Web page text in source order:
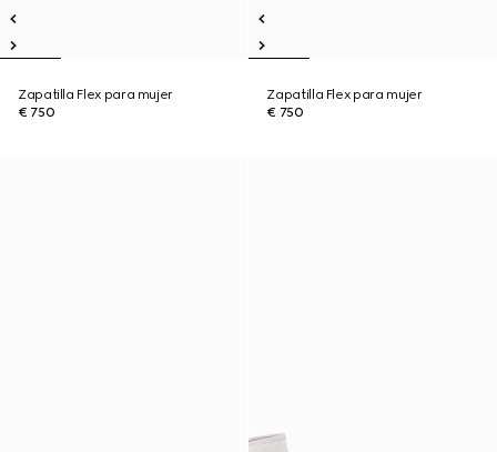
Zapatilla Flex para mujer
€ 750
Zapatilla Flex para mujer
€ 750